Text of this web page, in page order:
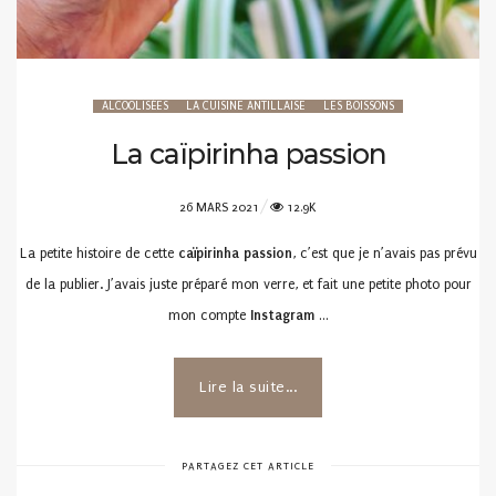
ALCOOLISÉES LA CUISINE ANTILLAISE LES BOISSONS
La caïpirinha passion
POSTED
26 MARS 2021 12.9K
La petite histoire de cette caïpirinha passion, c’est que je n’avais pas prévu
de la publier. J’avais juste préparé mon verre, et fait une petite photo pour
mon compte Instagram…
Lire la suite...
PARTAGEZ CET ARTICLE